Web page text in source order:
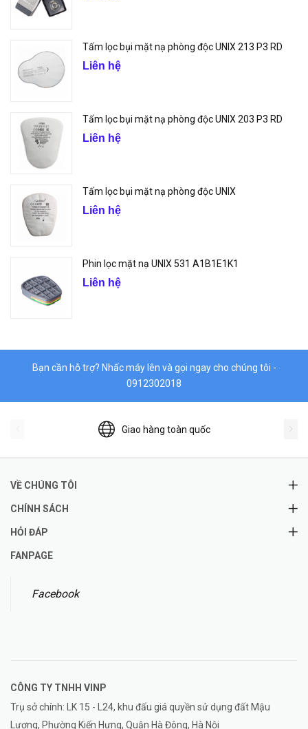
Tấm lọc bụi mặt nạ phòng độc UNIX 213 P3 RD
Liên hệ
Tấm lọc bụi mặt nạ phòng độc UNIX 203 P3 RD
Liên hệ
Tấm lọc bụi mặt nạ phòng độc UNIX
Liên hệ
Phin lọc mặt nạ UNIX 531 A1B1E1K1
Liên hệ
Bạn cần hỗ trợ? Nhấc máy lên và gọi ngay cho chúng tôi -
0912302018
Giao hàng toàn quốc
VỀ CHÚNG TÔI
CHÍNH SÁCH
HỎI ĐÁP
FANPAGE
Facebook
CÔNG TY TNHH VINP
Trụ sở chính: LK 15 - L24, khu đấu giá quyền sử dụng đất Mậu
Lương, Phường Kiến Hưng, Quận Hà Đông, Hà Nội